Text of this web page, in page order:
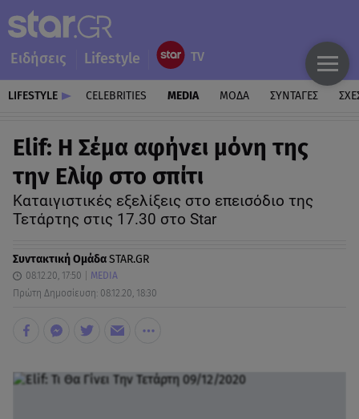
Ειδήσεις Lifestyle
LIFESTYLE CELEBRITIES MEDIA ΜΟΔΑ ΣΥΝΤΑΓΕΣ
Elif: Η Σέμα αφήνει μόνη της
την Ελίφ στο σπίτι
Καταιγιστικές εξελίξεις στο επεισόδιο της
Τετάρτης στις 17.30 στο Star
Συντακτική ΟμάδαSTAR.GR
08.12.20, 17:50
MEDIA
Πρώτη Δημοσίευση: 08.12.20, 18:30